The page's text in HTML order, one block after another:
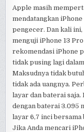
Apple masih
mendatangkan
pengecer. Dan kali
menguji iPhone 13
rekomendasi iPhone
tidak pusing lagi
Maksudnya tidak
tidak ada uangnya.
layar dan baterai saja.
dengan baterai 3.095
layar 6,7 inci bersama
Jika Anda mencari